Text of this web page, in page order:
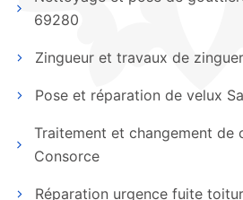
69280
Zingueur et travaux de
Pose et réparation de velux
Traitement et changement de
Consorce
Réparation urgence fuite